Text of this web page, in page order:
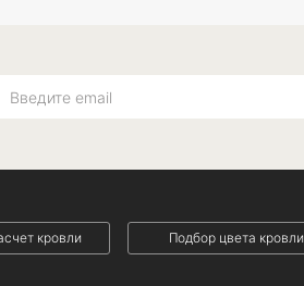
кровли Подбор цвета кровли